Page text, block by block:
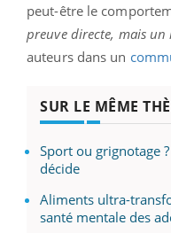
peut-être le
preuve directe, mais
auteurs dans un
SUR LE MÊME
Sport ou grignotage
décide
Aliments ultra-
santé mentale des